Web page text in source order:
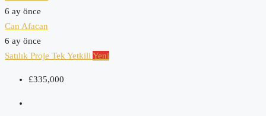
6 ay önce
Can Afacan
6 ay önce
Satılık Proje Tek YetkiliYeni
£335,000